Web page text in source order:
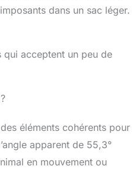
dans un sac léger.
qui acceptent un peu de
éléments cohérents pour
apparent de 55,3°
en mouvement ou